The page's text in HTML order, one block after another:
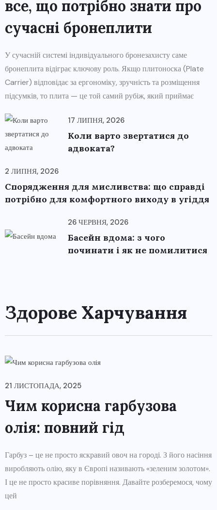
все, що потрібно знати про
сучасні бронеплити
У сучасній системі індивідуального бронезахисту саме
бронеплита відіграє ключову роль. Якщо плитоноска (Plate
Carrier) відповідає за ергономіку, зручність та розміщення
підсумків, то плита — це той самий рубіж, який приймає
17 ЛИПНЯ, 2026
Коли варто звертатися до
адвоката?
2 ЛИПНЯ, 2026
Спорядження для мисливства: що справді
потрібно для комфортного виходу в угіддя
26 ЧЕРВНЯ, 2026
Басейн вдома: з чого
починати і як не помилитися
Здорове Харчування
21 ЛИСТОПАДА, 2025
Чим корисна гарбузова
олія: повний гід
Гарбуз – це не просто яскравий овоч на городі. З його насіння
виробляють олію, яку в Європі називають «зеленим золотом».
І це не просто красиве порівняння. Давайте розберемося, чому
цей